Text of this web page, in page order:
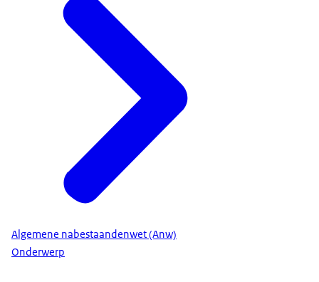
Algemene nabestaandenwet (Anw)
Onderwerp